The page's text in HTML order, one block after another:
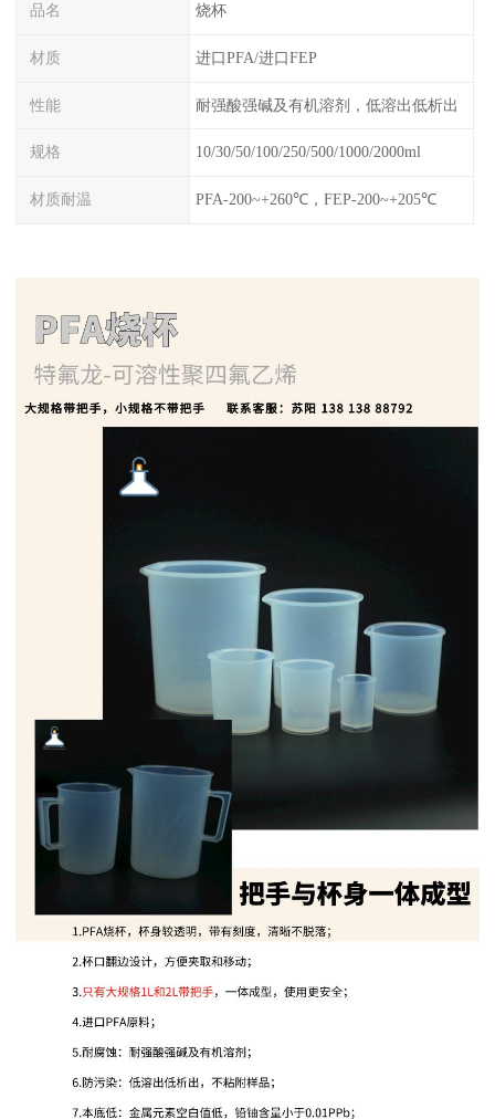
品名 烧杯
材质 进口PFA/进口FEP
性能 耐强酸强碱及有机溶剂，低溶出低析出
规格 10/30/50/100/250/500/1000/2000ml
材质耐温 PFA-200~+260℃，FEP-200~+205℃